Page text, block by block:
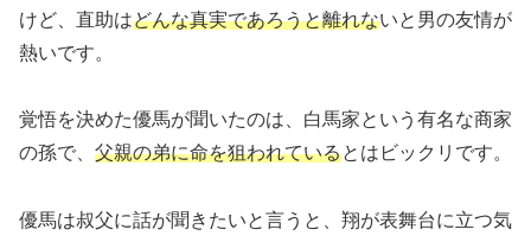
けど、直助はどんな真実であろうと離れないと男の友情が
熱いです。
覚悟を決めた優馬が聞いたのは、白馬家という有名な商家
の孫で、 父親の弟に命を狙われているとはビックリです。
優馬は叔父に話が聞きたいと言うと、翔が表舞台に立つ気